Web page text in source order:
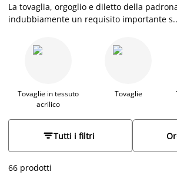
La tovaglia, orgoglio e diletto della
indubbiamente un requisito importante
un momento conviviale, e poi una tavola
casa! In Italia poi, a differenza dei paesi
rotonde in diversi materiali, design e
le tue esigenze ad ottimi prezzi.
Tovaglie in tessuto
acrilico
Tovaglie
Tutti i filtri
66 prodotti